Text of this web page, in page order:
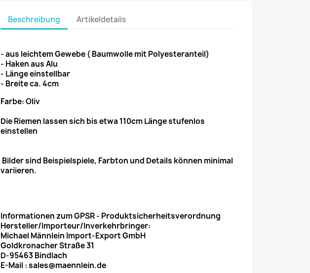
Beschreibung Artikeldetails
- aus leichtem Gewebe ( Baumwolle mit Polyesteranteil)
- Haken aus Alu
- Länge einstellbar
- Breite ca. 4cm
Farbe: Oliv
Die Riemen lassen sich bis etwa 110cm Länge stufenlos
einstellen
Bilder sind Beispielspiele, Farbton und Details können minimal
variieren.
Informationen zum GPSR - Produktsicherheitsverordnung
Hersteller/Importeur/Inverkehrbringer:
Michael Männlein Import-Export GmbH
Goldkronacher Straße 31
D-95463 Bindlach
E-Mail : sales@maennlein.de